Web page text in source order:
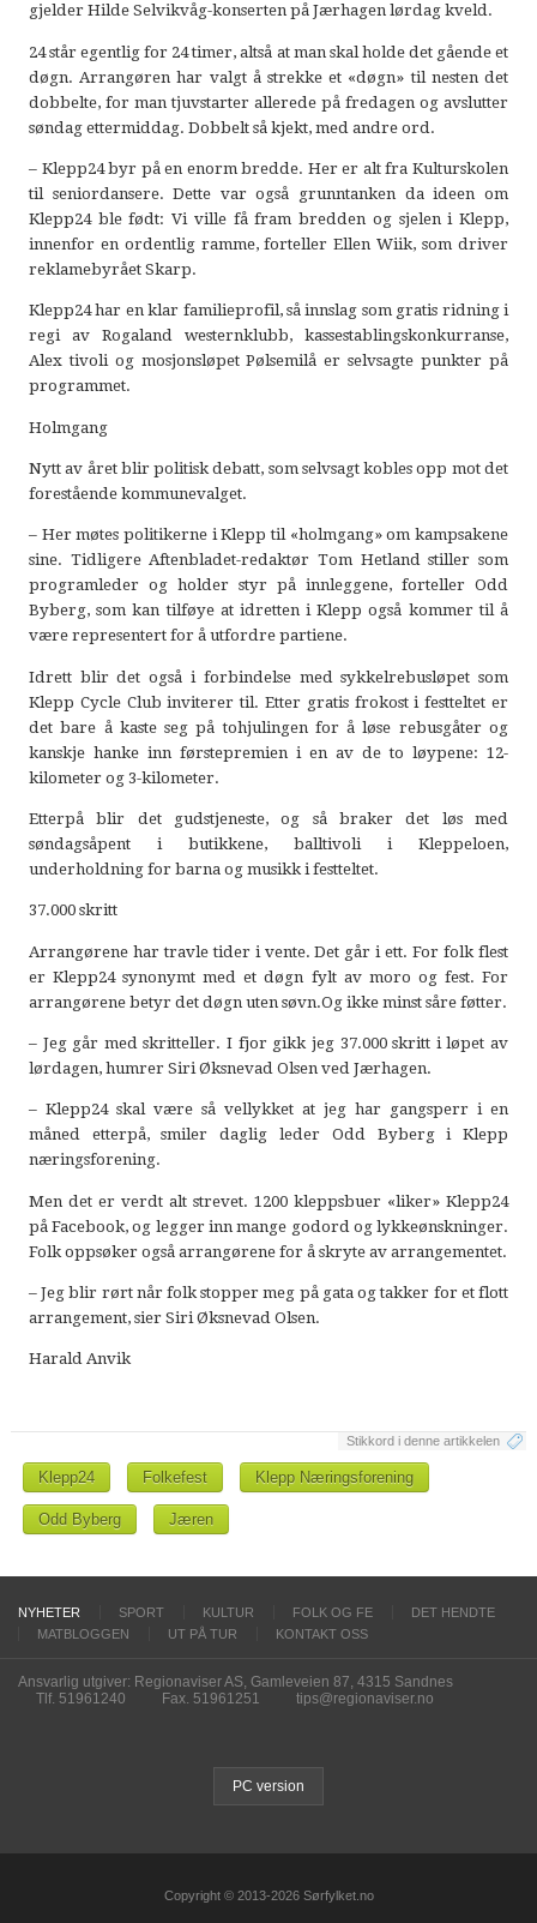
gjelder Hilde Selvikvåg-konserten på Jærhagen lørdag kveld.
24 står egentlig for 24 timer, altså at man skal holde det gående et
døgn. Arrangøren har valgt å strekke et «døgn» til nesten det
dobbelte, for man tjuvstarter allerede på fredagen og avslutter
søndag ettermiddag. Dobbelt så kjekt, med andre ord.
– Klepp24 byr på en enorm bredde. Her er alt fra Kulturskolen
til seniordansere. Dette var også grunntanken da ideen om
Klepp24 ble født: Vi ville få fram bredden og sjelen i Klepp,
innenfor en ordentlig ramme, forteller Ellen Wiik, som driver
reklamebyrået Skarp.
Klepp24 har en klar familieprofil, så innslag som gratis ridning i
regi av Rogaland westernklubb, kassestablingskonkurranse,
Alex tivoli og mosjonsløpet Pølsemilå er selvsagte punkter på
programmet.
Holmgang
Nytt av året blir politisk debatt, som selvsagt kobles opp mot det
forestående kommunevalget.
– Her møtes politikerne i Klepp til «holmgang» om kampsakene
sine. Tidligere Aftenbladet-redaktør Tom Hetland stiller som
programleder og holder styr på innleggene, forteller Odd
Byberg, som kan tilføye at idretten i Klepp også kommer til å
være representert for å utfordre partiene.
Idrett blir det også i forbindelse med sykkelrebusløpet som
Klepp Cycle Club inviterer til. Etter gratis frokost i festteltet er
det bare å kaste seg på tohjulingen for å løse rebusgåter og
kanskje hanke inn førstepremien i en av de to løypene: 12-
kilometer og 3-kilometer.
Etterpå blir det gudstjeneste, og så braker det løs med
søndagsåpent i butikkene, balltivoli i Kleppeloen,
underholdning for barna og musikk i festteltet.
37.000 skritt
Arrangørene har travle tider i vente. Det går i ett. For folk flest
er Klepp24 synonymt med et døgn fylt av moro og fest. For
arrangørene betyr det døgn uten søvn.Og ikke minst såre føtter.
– Jeg går med skritteller. I fjor gikk jeg 37.000 skritt i løpet av
lørdagen, humrer Siri Øksnevad Olsen ved Jærhagen.
– Klepp24 skal være så vellykket at jeg har gangsperr i en
måned etterpå, smiler daglig leder Odd Byberg i Klepp
næringsforening.
Men det er verdt alt strevet. 1200 kleppsbuer «liker» Klepp24
på Facebook, og legger inn mange godord og lykkeønskninger.
Folk oppsøker også arrangørene for å skryte av arrangementet.
– Jeg blir rørt når folk stopper meg på gata og takker for et flott
arrangement, sier Siri Øksnevad Olsen.
Harald Anvik
Stikkord i denne artikkelen
Klepp24 Folkefest Klepp Næringsforening
Odd Byberg Jæren
NYHETER SPORT KULTUR FOLK OG FE
DET HENDTE
MATBLOGGEN
UT PÅ TUR KONTAKT OSS
Ansvarlig utgiver: Regionaviser AS, Gamleveien 87, 4315 Sandnes
Tlf. 51961240
Fax. 51961251 tips@regionaviser.no
PC version
Copyright © 2013-2026 Sørfylket.no